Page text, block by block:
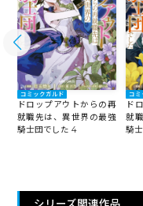
コミックガルド
ドロップアウトからの再
就職先は、異世界の最強
騎士団でした 4
コミ
ド
就
騎